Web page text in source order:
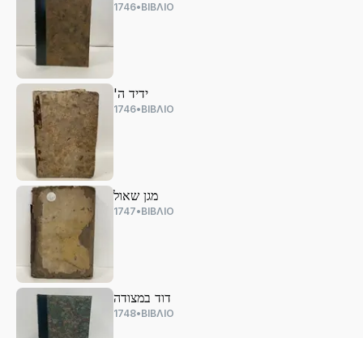
1746•ΒΙΒΛΙΟ
'ידיד ה
1746•ΒΙΒΛΙΟ
מגן שאול
1747•ΒΙΒΛΙΟ
דוד במצודה
1748•ΒΙΒΛΙΟ